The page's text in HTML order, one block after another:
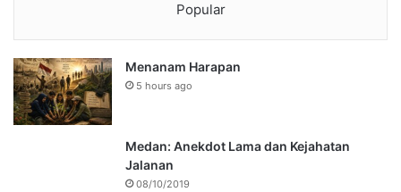
Popular
Menanam Harapan
5 hours ago
Medan: Anekdot Lama dan Kejahatan
Jalanan
08/10/2019